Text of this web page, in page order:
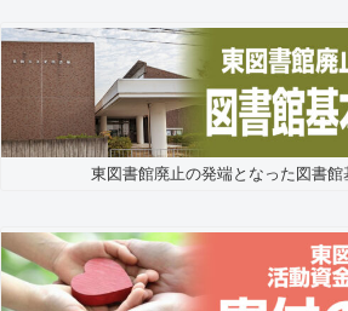
東図書館廃止の発端となった図書館